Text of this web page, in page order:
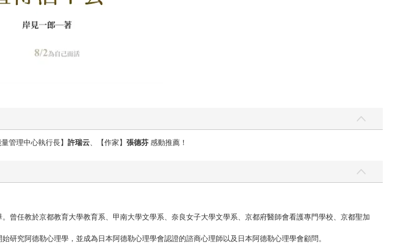
量管理中心執行長】許瑞云 、【作家】張德芬 感動推薦！
曾任教於京都教育大學教育系、甲南大學文學系、奈良女子大學文學系、京都府醫師會看護專門學校、京都聖加
研究阿德勒心理學，並成為日本阿德勒心理學會認證的諮商心理師以及日本阿德勒心理學會顧問。